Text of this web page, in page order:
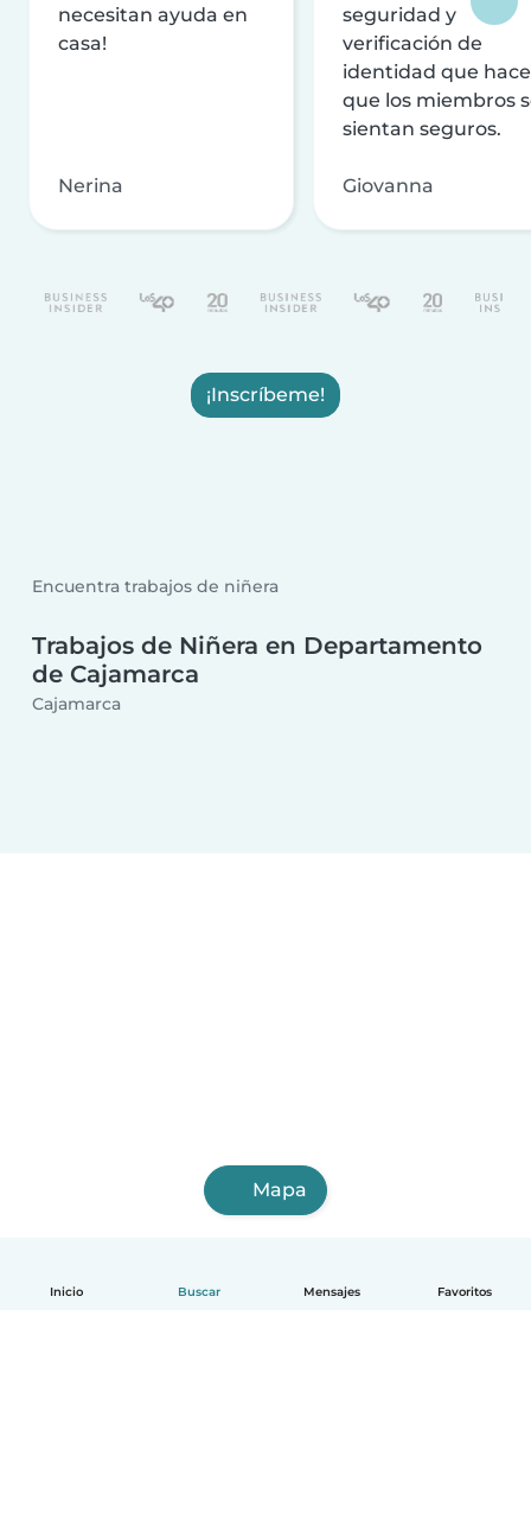
Inicio Buscar Mensajes Favoritos
necesitan ayuda en
casa!
Nerina
seguridad y
verificación de
identidad que
que los miembros
sientan seguros.
Giovanna
¡Inscríbeme!
Encuentra trabajos de niñera
Trabajos de Niñera en Departamento
de Cajamarca
Cajamarca
Mapa